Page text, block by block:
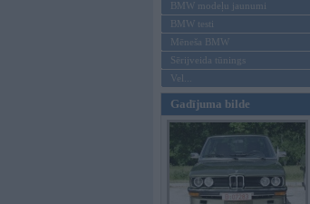
BMW modeļu jaunumi
BMW testi
Mēneša BMW
Sērijveida tūnings
Vel...
Gadījuma bilde